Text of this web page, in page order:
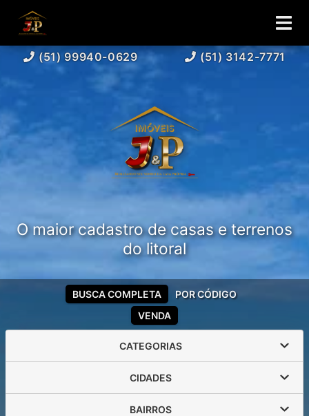
(51) 99940-0629 (51) 3142-7771
O maior cadastro de casas e terrenos
do litoral
VENDA
BUSCA COMPLETA POR CÓDIGO
CATEGORIAS
CIDADES
BAIRROS